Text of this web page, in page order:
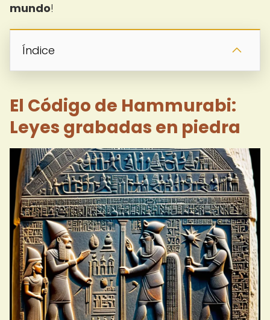
mundo!
Índice
El Código de Hammurabi:
Leyes grabadas en piedra